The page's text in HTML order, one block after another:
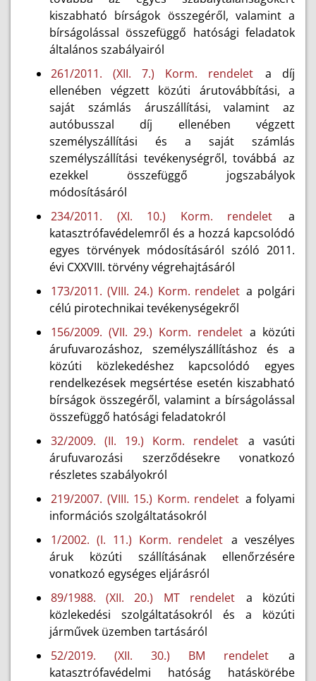
kiszabható bírságok összegéről, valamint a
bírságolással összefüggő hatósági feladatok
általános szabályairól
261/2011. (XII. 7.) Korm. rendelet a díj
ellenében végzett közúti árutovábbítási, a
saját számlás áruszállítási, valamint az
autóbusszal díj ellenében végzett
személyszállítási és a saját számlás
személyszállítási tevékenységről, továbbá az
ezekkel összefüggő jogszabályok
módosításáról
234/2011. (XI. 10.) Korm. rendelet
a
katasztrófavédelemről és a hozzá kapcsolódó
egyes törvények módosításáról szóló 2011.
évi CXXVIII. törvény végrehajtásáról
173/2011. (VIII. 24.) Korm. rendelet a polgári
célú pirotechnikai tevékenységekről
156/2009. (VII. 29.) Korm. rendelet a közúti
árufuvarozáshoz, személyszállításhoz és a
közúti közlekedéshez kapcsolódó egyes
rendelkezések megsértése esetén kiszabható
bírságok összegéről, valamint a bírságolással
összefüggő hatósági feladatokról
32/2009. (II. 19.) Korm. rendelet a vasúti
árufuvarozási szerződésekre vonatkozó
részletes szabályokról
219/2007. (VIII. 15.) Korm. rendelet a folyami
információs szolgáltatásokról
1/2002. (I. 11.) Korm. rendelet a veszélyes
áruk közúti szállításának ellenőrzésére
vonatkozó egységes eljárásról
89/1988. (XII. 20.) MT rendelet a közúti
közlekedési szolgáltatásokról és a közúti
járművek üzemben tartásáról
52/2019. (XII. 30.) BM rendelet a
katasztrófavédelmi hatóság hatáskörébe